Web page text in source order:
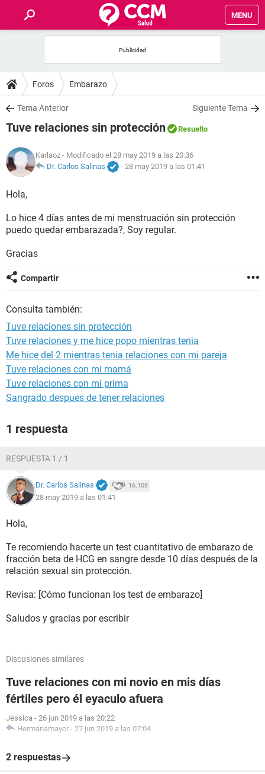
MENU
FOROS
SALUD
NUTRICIÓN
BIENESTAR
SEXUALIDAD
GLOSARIO
Foros Embarazo
Tema Anterior Siguiente Tema
Tuve relaciones sin protección Resuelto
Karlaoz - Modificado el 28 may 2019 a las 20:36
Dr. Carlos Salinas
- 28 may 2019 a las 01:41
Hola,
Lo hice 4 días antes de mi menstruación sin protección
puedo quedar embarazada?, Soy regular.
Gracias
Compartir
Consulta también:
Tuve relaciones sin protección
Tuve relaciones y me hice popo mientras tenia
Me hice del 2 mientras tenia relaciones con mi pareja
Tuve relaciones con mi mamá
Tuve relaciones con mi prima
Sangrado despues de tener relaciones
1 respuesta
RESPUESTA 1 / 1
Dr. Carlos Salinas 16.108
28 may 2019 a las 01:41
Hola,
Te recomiendo hacerte un test cuantitativo de embarazo de
fracción beta de HCG en sangre desde 10 días después de la
relación sexual sin protección.
Revisa: [Cómo funcionan los test de embarazo]
Saludos y gracias por escribir
Discusiones similares
Tuve relaciones con mi novio en mis días
fértiles pero él eyaculo afuera
Jessica - 26 jun 2019 a las 20:22
Hermanamayor - 27 jun 2019 a las 07:04
2 respuestas